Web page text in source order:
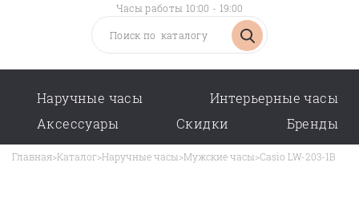
Часы работы 10:00 - 19:00
Наручные часы
Интерьерные часы
Аксессуары
Скидки Бренды
Главная>Каталог>Наручные часы>Мужские часы>Casio LW-203-1B